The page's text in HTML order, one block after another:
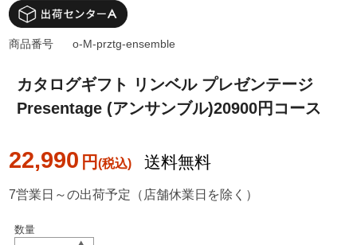
カタログギフト リンベル プレゼンテージ
Presentage (アンサンブル)20900円コース
22,990 円 送料無料
商品番号 o-M-prztg-ensemble
7営業日～の出荷予定（店舗休業日を除く）